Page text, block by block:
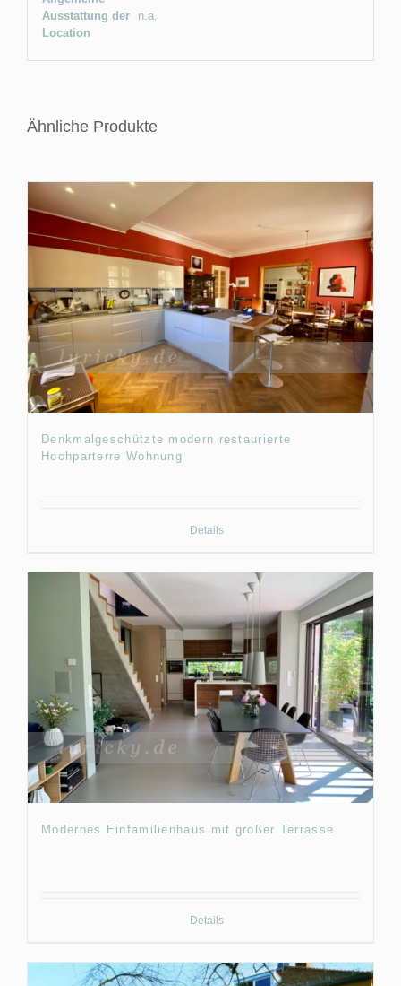
Ausstattung der
Location
n.a.
Ähnliche Produkte
Denkmalgeschützte modern restaurierte
Hochparterre Wohnung
Details
Modernes Einfamilienhaus mit großer Terrasse
Details